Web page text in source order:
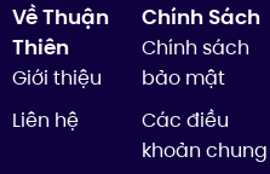
Về Thuận
Thiên
Giới thiệu
Liên hệ
Chính Sách
Chính sách
bảo mật
Các điều
khoản chung